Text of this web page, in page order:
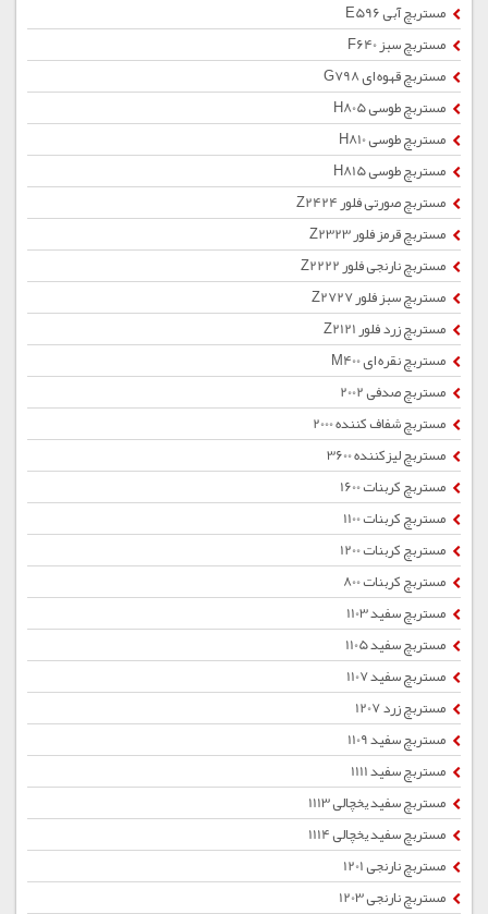
مستربچ آبی E596
مستربچ سبز F640
مستربچ قهوه ای G798
مستربچ طوسی H805
مستربچ طوسی H810
مستربچ طوسی H815
مستربچ صورتی فلور Z2424
مستربچ قرمز فلور Z2323
مستربچ نارنجی فلور Z2222
مستربچ سبز فلور Z2727
مستربچ زرد فلور Z2121
مستربچ نقره ای M400
مستربچ صدفی 2002
مستربچ شفاف کننده 2000
مستربچ لیزکننده 3600
مستربچ کربنات 1600
مستربچ کربنات 1100
مستربچ کربنات 1200
مستربچ کربنات 800
مستربچ سفید 1103
مستربچ سفید 1105
مستربچ سفید 1107
مستربچ زرد 1207
مستربچ سفید 1109
مستربچ سفید 1111
مستربچ سفید یخچالی 1113
مستربچ سفید یخچالی 1114
مستربچ نارنجی 1201
مستربچ نارنجی 1203